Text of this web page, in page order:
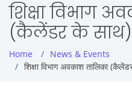
शिक्षा विभाग
(कैलेंडर के साथ)
Home
News & Events
शिक्षा विभाग अवकाश तालिका